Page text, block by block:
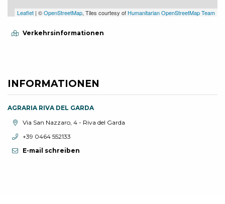
Leaflet | ©OpenStreetMap, Tiles courtesy of Humanitarian OpenStreetMap Team
Verkehrsinformationen
INFORMATIONEN
AGRARIA RIVA DEL GARDA
aria.location:
Via San Nazzaro, 4 - Riva del Garda
aria.phone:
+39 0464 552133
E-mail schreiben